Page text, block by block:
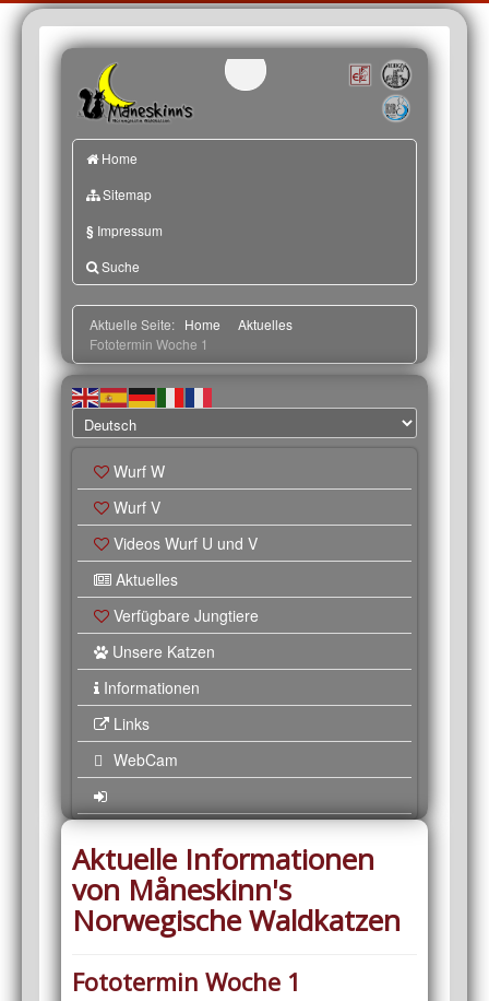
Home
Sitemap
§ Impressum
Suche
Aktuelle Seite: Home
Aktuelles
Fototermin Woche 1
Wurf W
Wurf V
Videos Wurf U und V
Aktuelles
Verfügbare Jungtiere
Unsere Katzen
Informationen
Links
WebCam
Aktuelle Informationen
von Måneskinn's
Norwegische Waldkatzen
Fototermin Woche 1